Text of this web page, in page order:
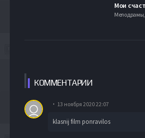
КОММЕНТАРИИ
13 ноября 2020 22:07
klasnij film ponravilos